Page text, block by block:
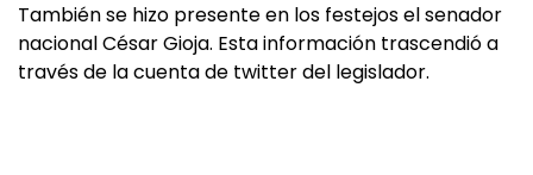
También se hizo presente en los festejos el senador
nacional César Gioja. Esta información trascendió a
través de la cuenta de twitter del legislador.